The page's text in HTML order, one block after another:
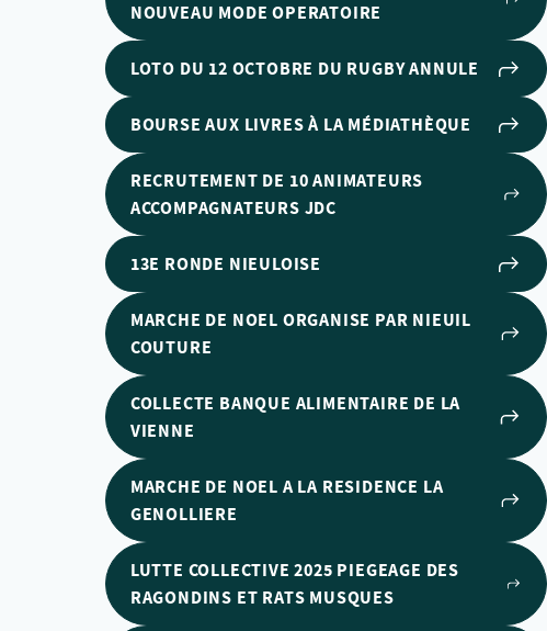
NOUVEAU MODE OPERATOIRE
LOTO DU 12 OCTOBRE DU RUGBY ANNULE
BOURSE AUX LIVRES À LA MÉDIATHÈQUE
RECRUTEMENT DE 10 ANIMATEURS
ACCOMPAGNATEURS JDC
13E RONDE NIEULOISE
MARCHE DE NOEL ORGANISE PAR NIEUIL
COUTURE
COLLECTE BANQUE ALIMENTAIRE DE LA
VIENNE
MARCHE DE NOEL A LA RESIDENCE LA
GENOLLIERE
LUTTE COLLECTIVE 2025 PIEGEAGE DES
RAGONDINS ET RATS MUSQUES